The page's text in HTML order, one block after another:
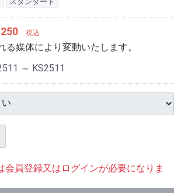
税込
る媒体により変動いたします。
～ KS2511
会員登録又はログインが必要になりま